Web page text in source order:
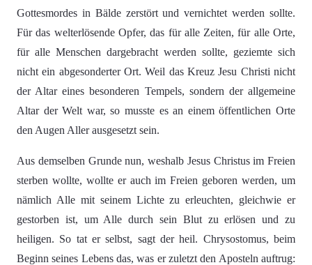
Gottesmordes in Bälde zerstört und vernichtet werden sollte.
Für das welterlösende Opfer, das für alle Zeiten, für alle Orte,
für alle Menschen dargebracht werden sollte, geziemte sich
nicht ein abgesonderter Ort. Weil das Kreuz Jesu Christi nicht
der Altar eines besonderen Tempels, sondern der allgemeine
Altar der Welt war, so musste es an einem öffentlichen Orte
den Augen Aller ausgesetzt sein.
Aus demselben Grunde nun, weshalb Jesus Christus im Freien
sterben wollte, wollte er auch im Freien geboren werden, um
nämlich Alle mit seinem Lichte zu erleuchten, gleichwie er
gestorben ist, um Alle durch sein Blut zu erlösen und zu
heiligen. So tat er selbst, sagt der heil. Chrysostomus, beim
Beginn seines Lebens das, was er zuletzt den Aposteln auftrug: